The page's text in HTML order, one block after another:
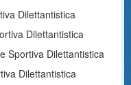
Dilettantistica
Dilettantistica
Sportiva Dilettantistica
Dilettantistica